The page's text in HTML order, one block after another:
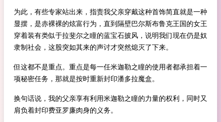
为此，有些专家站出来，指责我父亲穿戴这种首饰简直就是一种
显摆，是赤裸裸的炫富行为，直到隔壁巴尔斯布鲁克王国的女王
穿着装有类似于拉斐尔之瞳的蓝宝石披风，说明我们现在仍是奴
隶制社会，这股突如其来的声讨才突然熄灭了下来。
但这都不是重点。重点是每一任米迦勒之瞳的使用者都承担着一
项秘密任务，那就是按时重新封印潘多拉魔盒。
换句话说，我的父亲享有利用米迦勒之瞳的力量的权利，同时又
肩负着封印费亚罗廉肉身的义务。